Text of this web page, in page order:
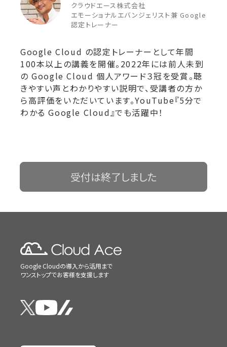
クラウドエース株式会社
エモーショナルエバンジェリスト兼 Google
認定トレーナー
Google Cloud の認定トレーナーとして年間
100本以上の講義を開催。2022年には前人未到
の Google Cloud 個人アワード３冠を受賞。聴
きやすい声とわかりやすい説明で、受講者の方か
ら高評価をいただいています。YouTube『5分で
わかる Google Cloud』でも活躍中！
受付は終了しました
Google Cloudの導入から活用まで
ワンストップでお客様を支援します